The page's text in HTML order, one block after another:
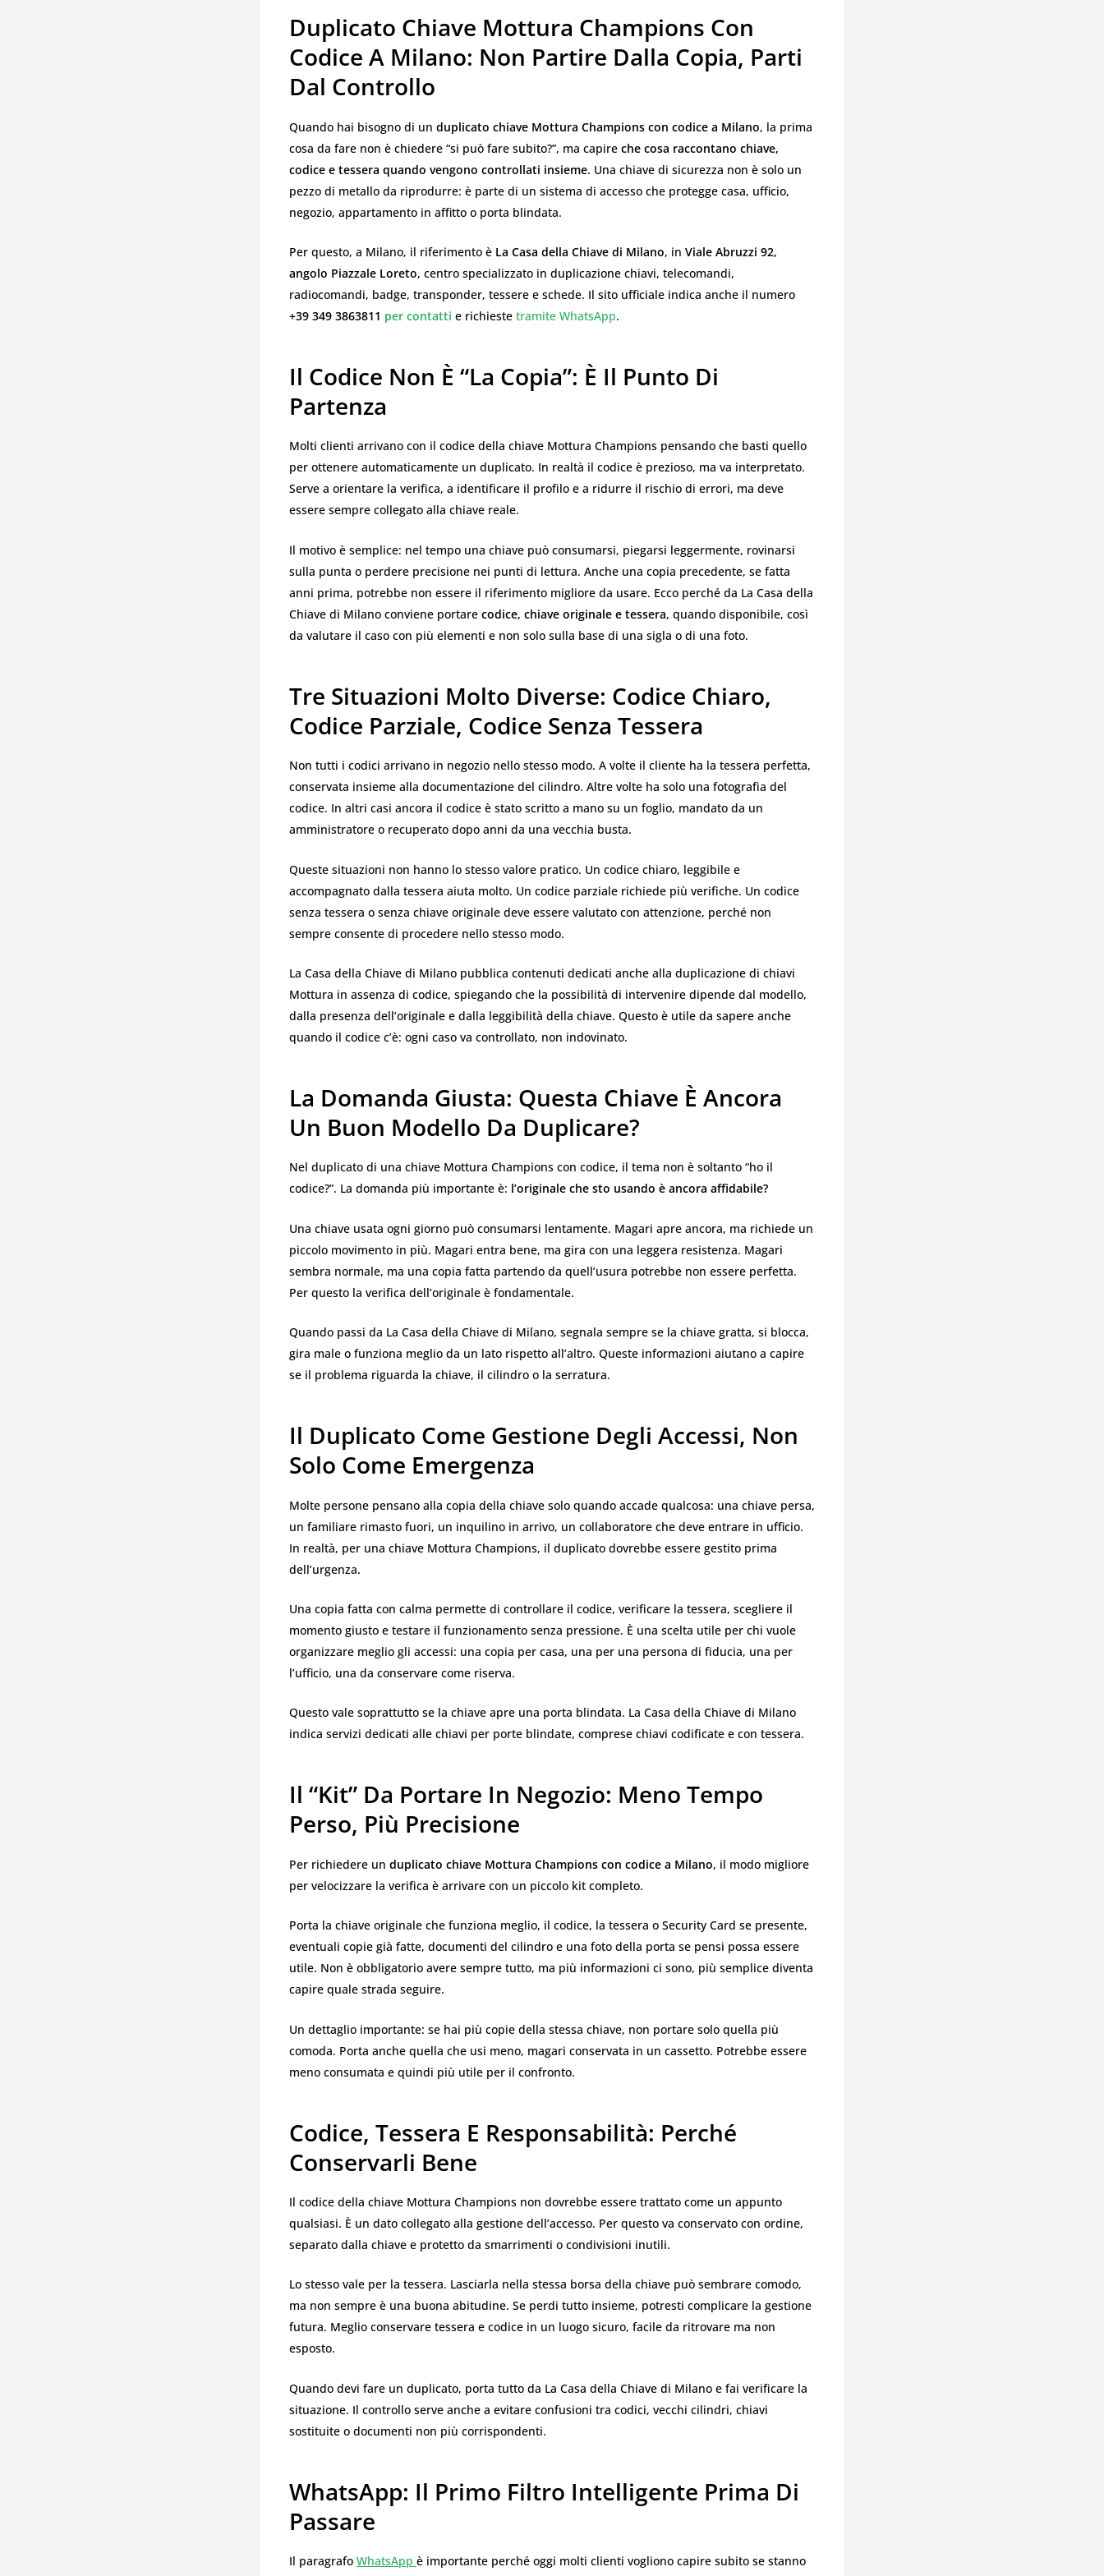
Duplicato Chiave Mottura Champions Con
Codice A Milano: Non Partire Dalla Copia, Parti
Dal Controllo
Quando hai bisogno di un duplicato chiave Mottura Champions con codice a Milano, la prima
cosa da fare non è chiedere “si può fare subito?”, ma capire che cosa raccontano chiave,
codice e tessera quando vengono controllati insieme. Una chiave di sicurezza non è solo un
pezzo di metallo da riprodurre: è parte di un sistema di accesso che protegge casa, ufficio,
negozio, appartamento in affitto o porta blindata.
Per questo, a Milano, il riferimento è La Casa della Chiave di Milano, in Viale Abruzzi 92,
angolo Piazzale Loreto, centro specializzato in duplicazione chiavi, telecomandi,
radiocomandi, badge, transponder, tessere e schede. Il sito ufficiale indica anche il numero
+39 349 3863811 per contatti e richieste tramite WhatsApp.
Il Codice Non È “la Copia”: È Il Punto Di
Partenza
Molti clienti arrivano con il codice della chiave Mottura Champions pensando che basti quello
per ottenere automaticamente un duplicato. In realtà il codice è prezioso, ma va interpretato.
Serve a orientare la verifica, a identificare il profilo e a ridurre il rischio di errori, ma deve
essere sempre collegato alla chiave reale.
Il motivo è semplice: nel tempo una chiave può consumarsi, piegarsi leggermente, rovinarsi
sulla punta o perdere precisione nei punti di lettura. Anche una copia precedente, se fatta
anni prima, potrebbe non essere il riferimento migliore da usare. Ecco perché da La Casa della
Chiave di Milano conviene portare codice, chiave originale e tessera, quando disponibile, così
da valutare il caso con più elementi e non solo sulla base di una sigla o di una foto.
Tre Situazioni Molto Diverse: Codice Chiaro,
Codice Parziale, Codice Senza Tessera
Non tutti i codici arrivano in negozio nello stesso modo. A volte il cliente ha la tessera perfetta,
conservata insieme alla documentazione del cilindro. Altre volte ha solo una fotografia del
codice. In altri casi ancora il codice è stato scritto a mano su un foglio, mandato da un
amministratore o recuperato dopo anni da una vecchia busta.
Queste situazioni non hanno lo stesso valore pratico. Un codice chiaro, leggibile e
accompagnato dalla tessera aiuta molto. Un codice parziale richiede più verifiche. Un codice
senza tessera o senza chiave originale deve essere valutato con attenzione, perché non
sempre consente di procedere nello stesso modo.
La Casa della Chiave di Milano pubblica contenuti dedicati anche alla duplicazione di chiavi
Mottura in assenza di codice, spiegando che la possibilità di intervenire dipende dal modello,
dalla presenza dell’originale e dalla leggibilità della chiave. Questo è utile da sapere anche
quando il codice c’è: ogni caso va controllato, non indovinato.
La Domanda Giusta: Questa Chiave È Ancora
Un Buon Modello Da Duplicare?
Nel duplicato di una chiave Mottura Champions con codice, il tema non è soltanto “ho il
codice?”. La domanda più importante è: l’originale che sto usando è ancora affidabile?
Una chiave usata ogni giorno può consumarsi lentamente. Magari apre ancora, ma richiede un
piccolo movimento in più. Magari entra bene, ma gira con una leggera resistenza. Magari
sembra normale, ma una copia fatta partendo da quell’usura potrebbe non essere perfetta.
Per questo la verifica dell’originale è fondamentale.
Quando passi da La Casa della Chiave di Milano, segnala sempre se la chiave gratta, si blocca,
gira male o funziona meglio da un lato rispetto all’altro. Queste informazioni aiutano a capire
se il problema riguarda la chiave, il cilindro o la serratura.
Il Duplicato Come Gestione Degli Accessi, Non
Solo Come Emergenza
Molte persone pensano alla copia della chiave solo quando accade qualcosa: una chiave persa,
un familiare rimasto fuori, un inquilino in arrivo, un collaboratore che deve entrare in ufficio.
In realtà, per una chiave Mottura Champions, il duplicato dovrebbe essere gestito prima
dell’urgenza.
Una copia fatta con calma permette di controllare il codice, verificare la tessera, scegliere il
momento giusto e testare il funzionamento senza pressione. È una scelta utile per chi vuole
organizzare meglio gli accessi: una copia per casa, una per una persona di fiducia, una per
l’ufficio, una da conservare come riserva.
Questo vale soprattutto se la chiave apre una porta blindata. La Casa della Chiave di Milano
indica servizi dedicati alle chiavi per porte blindate, comprese chiavi codificate e con tessera.
Il “kit” Da Portare In Negozio: Meno Tempo
Perso, Più Precisione
Per richiedere un duplicato chiave Mottura Champions con codice a Milano, il modo migliore
per velocizzare la verifica è arrivare con un piccolo kit completo.
Porta la chiave originale che funziona meglio, il codice, la tessera o Security Card se presente,
eventuali copie già fatte, documenti del cilindro e una foto della porta se pensi possa essere
utile. Non è obbligatorio avere sempre tutto, ma più informazioni ci sono, più semplice diventa
capire quale strada seguire.
Un dettaglio importante: se hai più copie della stessa chiave, non portare solo quella più
comoda. Porta anche quella che usi meno, magari conservata in un cassetto. Potrebbe essere
meno consumata e quindi più utile per il confronto.
Codice, Tessera E Responsabilità: Perché
Conservarli Bene
Il codice della chiave Mottura Champions non dovrebbe essere trattato come un appunto
qualsiasi. È un dato collegato alla gestione dell’accesso. Per questo va conservato con ordine,
separato dalla chiave e protetto da smarrimenti o condivisioni inutili.
Lo stesso vale per la tessera. Lasciarla nella stessa borsa della chiave può sembrare comodo,
ma non sempre è una buona abitudine. Se perdi tutto insieme, potresti complicare la gestione
futura. Meglio conservare tessera e codice in un luogo sicuro, facile da ritrovare ma non
esposto.
Quando devi fare un duplicato, porta tutto da La Casa della Chiave di Milano e fai verificare la
situazione. Il controllo serve anche a evitare confusioni tra codici, vecchi cilindri, chiavi
sostituite o documenti non più corrispondenti.
WhatsApp: Il Primo Filtro Intelligente Prima Di
Passare
Il paragrafo WhatsApp è importante perché oggi molti clienti vogliono capire subito se stanno